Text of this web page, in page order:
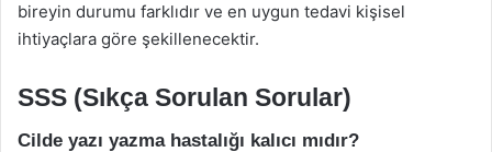
bireyin durumu farklıdır ve en uygun tedavi kişisel
ihtiyaçlara göre şekillenecektir.
SSS (Sıkça Sorulan Sorular)
Cilde yazı yazma hastalığı kalıcı mıdır?